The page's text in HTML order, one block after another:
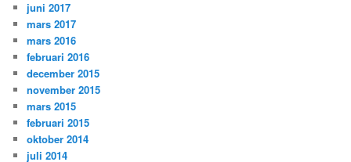
juni 2017
mars 2017
mars 2016
februari 2016
december 2015
november 2015
mars 2015
februari 2015
oktober 2014
juli 2014